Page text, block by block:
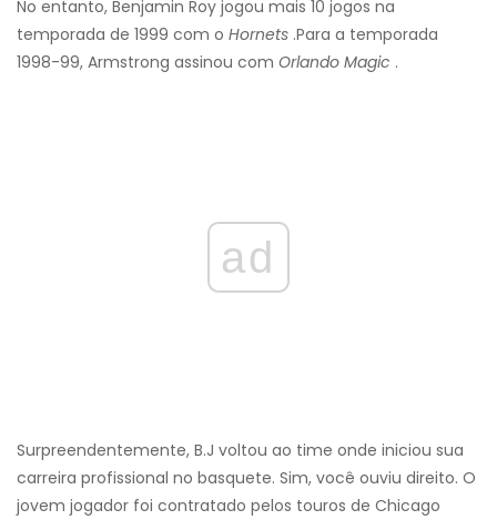
No entanto, Benjamin Roy jogou mais 10 jogos na
temporada de 1999 com o Hornets .Para a temporada
1998-99, Armstrong assinou com Orlando Magic .
ad
Surpreendentemente, B.J voltou ao time onde iniciou sua
carreira profissional no basquete. Sim, você ouviu direito. O
jovem jogador foi contratado pelos touros de Chicago